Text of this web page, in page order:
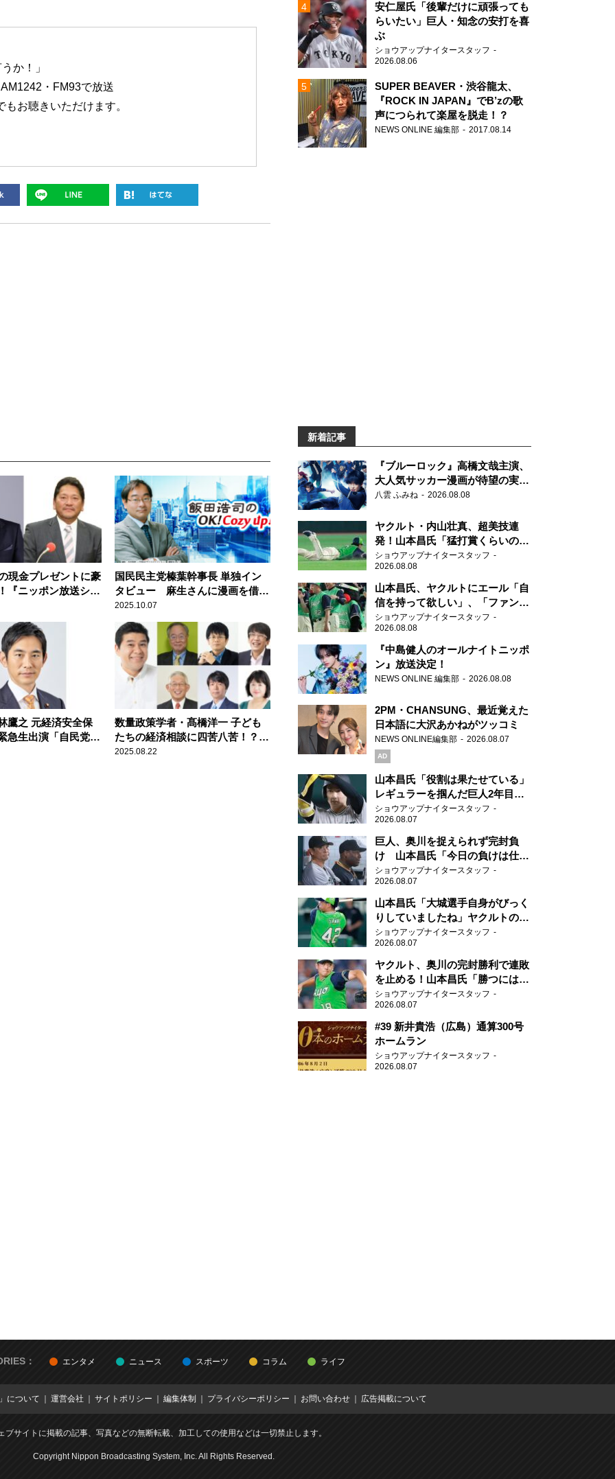
か！」
・FM93で放送
お聴きいただけます。
現金プレゼントに豪
『ニッポン放送ショ
国民民主党榛葉幹事長 単独イン
タビュー 麻生さんに漫画を借り
に行った…その真意とは『飯田浩
司のOK!Cozy up!』
2025.10.07
鷹之 元経済安全保
急生出演「自民党再
数量政策学者・髙橋洋一 子ども
たちの経済相談に四苦八苦！？
『垣花正 あなたとハッピー！』
2025.08.22
安仁屋氏「後輩だけに頑張っても
らいたい」巨人・知念の安打を喜
ぶ
ショウアップナイタースタッフ
2026.08.06
SUPER BEAVER・渋谷龍太、
『ROCK IN JAPAN』でB’zの歌
声につられて楽屋を脱走！？
NEWS ONLINE 編集部 2017.08.14
新着記事
『ブルーロック』高橋文哉主演、
大人気サッカー漫画が待望の実写
映画に
八雲 ふみね 2026.08.08
ヤクルト・内山壮真、超美技連
発！山本昌氏「猛打賞くらいの価
値」
ショウアップナイタースタッフ
2026.08.08
山本昌氏、ヤクルトにエール「自
信を持って欲しい」、「ファンの
方も毎日応援してくれています」
ショウアップナイタースタッフ
2026.08.08
『中島健人のオールナイトニッポ
ン』放送決定！
NEWS ONLINE 編集部 2026.08.08
2PM・CHANSUNG、最近覚えた
日本語に大沢あかねがツッコミ
NEWS ONLINE編集部 2026.08.07
AD
山本昌氏「役割は果たせている」
レギュラーを掴んだ巨人2年目の
新人王候補
ショウアップナイタースタッフ
2026.08.07
巨人、奥川を捉えられず完封負
け 山本昌氏「今日の負けは仕方
がない」
ショウアップナイタースタッフ
2026.08.07
山本昌氏「大城選手自身がびっく
りしていましたね」ヤクルトのフ
ァースト・澤井の判断を評価
ショウアップナイタースタッフ
2026.08.07
ヤクルト、奥川の完封勝利で連敗
を止める！山本昌氏「勝つにはこ
ういう形しかない」
ショウアップナイタースタッフ
2026.08.07
#39 新井貴浩（広島）通算300号
ホームラン
ショウアップナイタースタッフ
2026.08.07
： エンタメ ニュース スポーツ コラム ライフ
について 運営会社 サイトポリシー 編集体制 プライバシーポリシー お問い合わせ 広告掲載について
ブサイトに掲載の記事、写真などの無断転載、加工しての使用などは一切禁止します。
Copyright Nippon Broadcasting System, Inc. All Rights Reserved.